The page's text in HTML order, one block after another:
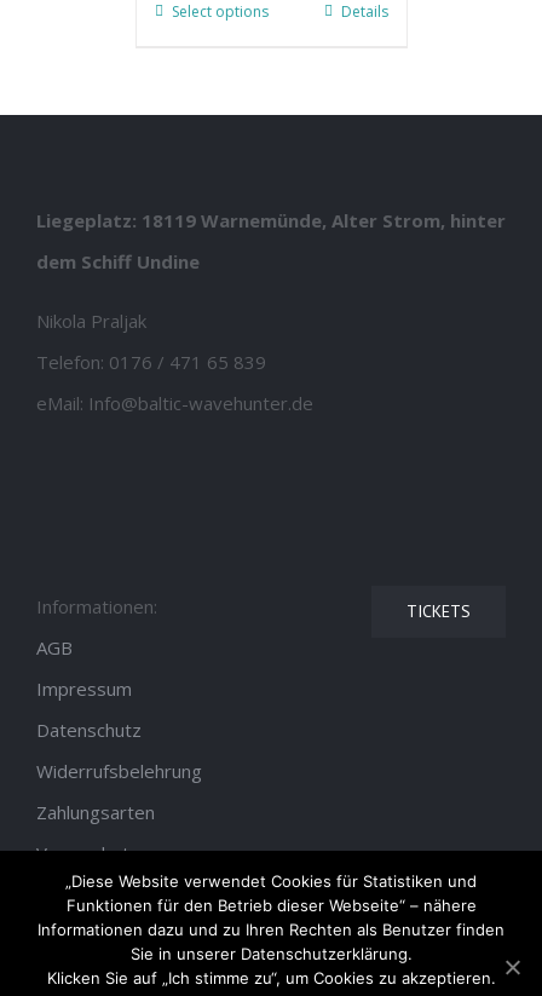
Select options Details
Liegeplatz: 18119 Warnemünde, Alter Strom, hinter
dem Schiff Undine
Nikola Praljak
Telefon: 0176 / 471 65 839
eMail: Info@baltic-wavehunter.de
Informationen: TICKETS
AGB
Impressum
Datenschutz
Widerrufsbelehrung
Zahlungsarten
Versandarten
„Diese Website verwendet Cookies für Statistiken und
Funktionen für den Betrieb dieser Webseite“ – nähere
Informationen dazu und zu Ihren Rechten als Benutzer finden
Sie in unserer Datenschutzerklärung.
Klicken Sie auf „Ich stimme zu“, um Cookies zu akzeptieren.